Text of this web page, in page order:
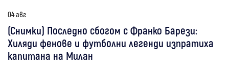
04 авг
(Снимки) Последно сбогом с Франко Барези:
Хиляди фенове и футболни легенди изпратиха
капитана на Милан